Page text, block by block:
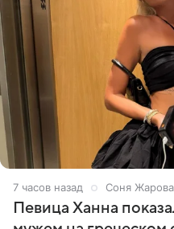
7 часов назад Соня Жарова
Певица Ханна